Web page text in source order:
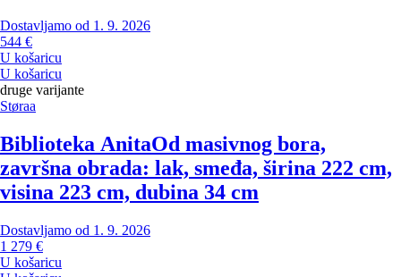
Dostavljamo od 1. 9. 2026
544 €
U košaricu
U košaricu
druge varijante
Støraa
Biblioteka AnitaOd masivnog bora,
završna obrada: lak, smeđa, širina 222 cm,
visina 223 cm, dubina 34 cm
Dostavljamo od 1. 9. 2026
1 279 €
U košaricu